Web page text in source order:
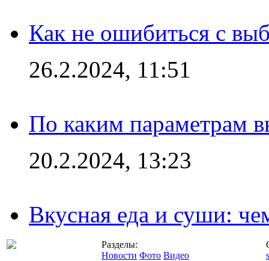
Как не ошибиться с
26.2.2024, 11:51
По каким параметрам
20.2.2024, 13:23
Вкусная еда и суши:
Разделы:
Новости Фото Видео